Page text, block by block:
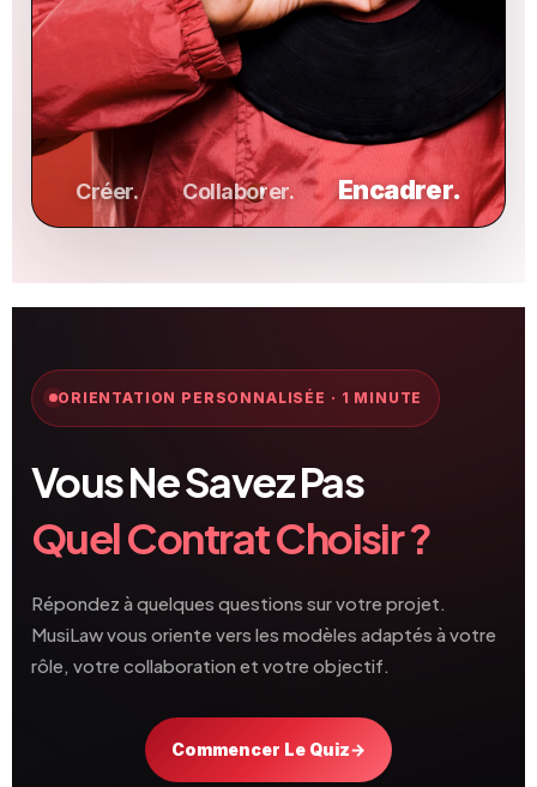
Créer. Collaborer. Encadrer.
ORIENTATION PERSONNALISÉE · 1 MINUTE
Vous Ne Savez Pas
Quel Contrat Choisir ?
Répondez à quelques questions sur votre projet.
MusiLaw vous oriente vers les modèles adaptés à votre
rôle, votre collaboration et votre objectif.
Commencer Le Quiz→